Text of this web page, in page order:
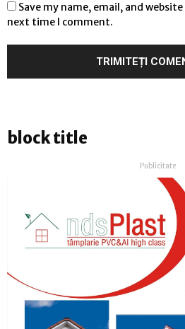
Save my name, email, and
next time I comment.
block title
Publicitate